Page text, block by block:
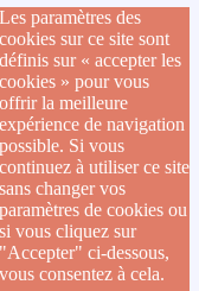
Les paramètres des
cookies sur ce site sont
définis sur « accepter les
cookies » pour vous
offrir la meilleure
expérience de navigation
possible. Si vous
continuez à utiliser ce site
sans changer vos
paramètres de cookies ou
si vous cliquez sur
"Accepter" ci-dessous,
vous consentez à cela.